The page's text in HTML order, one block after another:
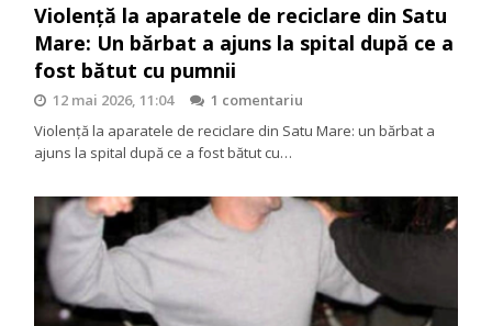
Violență la aparatele de reciclare din Satu
Mare: Un bărbat a ajuns la spital după ce a
fost bătut cu pumnii
12 mai 2026, 11:04
1 comentariu
Violență la aparatele de reciclare din Satu Mare: un bărbat a
ajuns la spital după ce a fost bătut cu…